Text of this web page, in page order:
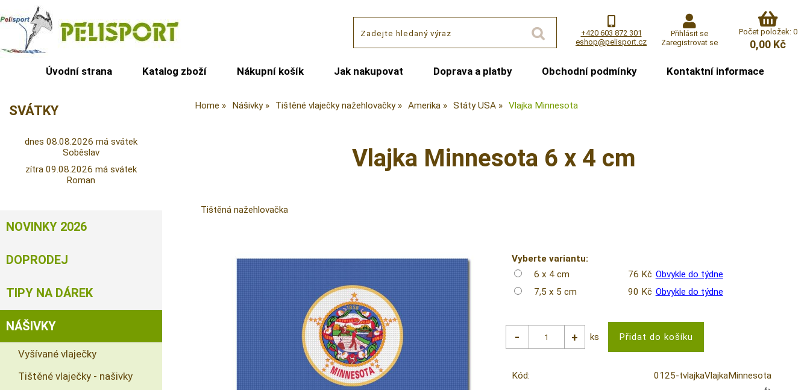
+420 603 872 301
eshop@pelisport.cz
Přihlásit se
Zaregistrovat se
Počet položek: 0
0,00 Kč
Úvodní strana Katalog zboží Nákupní košík Jak nakupovat Doprava a platby Obchodní podmínky Kontaktní informace
Home Nášivky Tištěné vlaječky nažehlovačky Amerika Státy USA Vlajka Minnesota
Vlajka Minnesota 6 x 4 cm
Tištěná nažehlovačka
Vyberte variantu:
6 x 4 cm
76 Kč Obvykle do týdne
7,5 x 5 cm
90 Kč Obvykle do týdne
ks
Kód:
0125-tvlajkaVlajkaMinnesota
SVÁTKY
dnes 08.08.2026 má svátek
Soběslav
zítra 09.08.2026 má svátek
Roman
NOVINKY 2026
DOPRODEJ
TIPY NA DÁREK
NÁŠIVKY
Vyšívané vlaječky
Tištěné vlaječky - našivky